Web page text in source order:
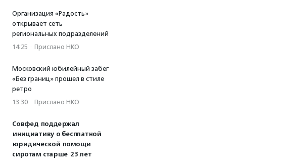
Организация «Радость»
открывает сеть
региональных подразделений
14:25 · Прислано НКО
Московский юбилейный забег
«Без границ» прошел в стиле
ретро
13:30 · Прислано НКО
Совфед поддержал
инициативу о бесплатной
юридической помощи
сиротам старше 23 лет